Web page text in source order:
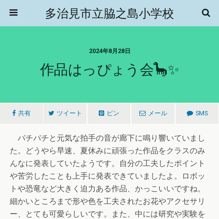
多治見市立脇之島小学校
2024年8月28日
作品はっぴょう会🦕✨
共有 ツイート ピン メール SMS
パチパチと元気な拍手の音が廊下に鳴り響いていまし
た。どうやら早速、夏休みに頑張った作品をクラスのみ
んなに発表していたようです。自分の工夫したポイント
や苦労したことも上手に発表できていましたよ。ロボッ
トや恐竜など大きく迫力ある作品、かっこいいですね。
細かいところまで形や色を工夫されたお花やアクセサリ
ー、とても可愛らしいです。また、中には研究や実験を